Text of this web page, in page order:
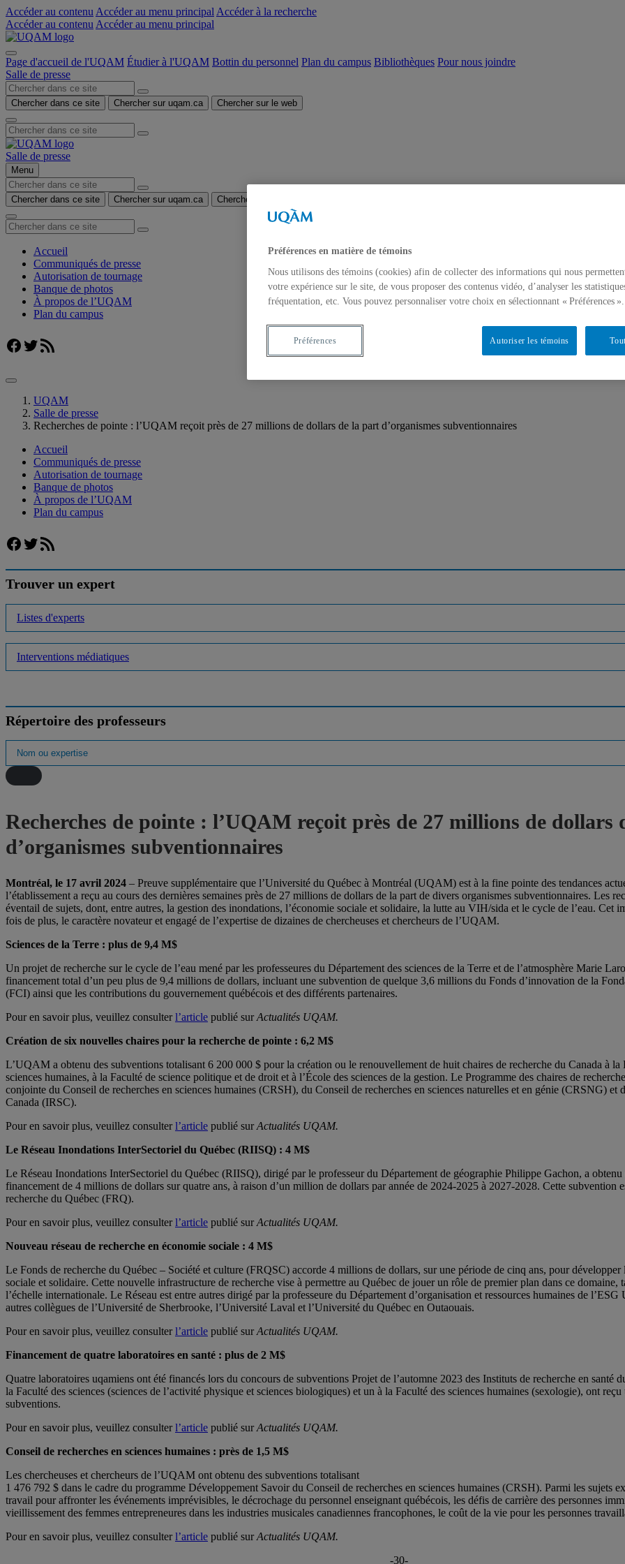
Accéder au contenu Accéder au menu principal Accéder à la recherche
Accéder au contenu Accéder au menu principal
Page d'accueil de l'UQAM Étudier à l'UQAM Bottin du personnel Plan du campus Bibliothèques Pour nous joindre
Salle de presse
Chercher dans ce site Chercher sur uqam.ca Chercher sur le web
Salle de presse
Menu
Chercher dans ce site Chercher sur uqam.ca Chercher sur le web
Accueil
Communiqués de presse
Autorisation de tournage
Banque de photos
À propos de l’UQAM
Plan du campus
Facebook
Twitter
Flux RSS
UQAM
Salle de presse
Recherches de pointe : l’UQAM reçoit près de 27 millions de dollars de la part d’organismes subventionnaires
Accueil
Communiqués de presse
Autorisation de tournage
Banque de photos
À propos de l’UQAM
Plan du campus
Facebook
Twitter
Flux RSS
Trouver un expert
Listes d'experts
Interventions médiatiques
Répertoire des professeurs
Recherches de pointe : l’UQAM reçoit près de 27 millions de dollars
d’organismes subventionnaires
Montréal, le 17 avril 2024 – Preuve supplémentaire que l’Université du Québec à Montréal (UQAM) est à la fine pointe des tendances
l’établissement a reçu au cours des dernières semaines près de 27 millions de dollars de la part de divers organismes subventionnaires. Les
éventail de sujets, dont, entre autres, la gestion des inondations, l’économie sociale et solidaire, la lutte au VIH/sida et le cycle de l’eau. Cet
fois de plus, le caractère novateur et engagé de l’expertise de dizaines de chercheuses et chercheurs de l’UQAM.
Sciences de la Terre : plus de 9,4 M$
Un projet de recherche sur le cycle de l’eau mené par les professeures du Département des sciences de la Terre et de l’atmosphère Marie
financement total d’un peu plus de 9,4 millions de dollars, incluant une subvention de quelque 3,6 millions du Fonds d’innovation de la
(FCI) ainsi que les contributions du gouvernement québécois et des différents partenaires.
Pour en savoir plus, veuillez consulterl’article publié surActualités UQAM.
Création de six nouvelles chaires pour la recherche de pointe : 6,2 M$
L’UQAM a obtenu des subventions totalisant 6 200 000 $ pour la création ou le renouvellement de huit chaires de recherche du Canada à la
sciences humaines, à la Faculté de science politique et de droit et à l’École des sciences de la gestion. Le Programme des chaires de
conjointe du Conseil de recherches en sciences humaines (CRSH), du Conseil de recherches en sciences naturelles et en génie (CRSNG) et
Canada (IRSC).
Pour en savoir plus, veuillez consulterl’article publié surActualités UQAM.
Le Réseau Inondations InterSectoriel du Québec (RIISQ) : 4 M$
Le Réseau Inondations InterSectoriel du Québec (RIISQ), dirigé par le professeur du Département de géographie Philippe Gachon, a
financement de 4 millions de dollars sur quatre ans, à raison d’un million de dollars par année de 2024-2025 à 2027-2028. Cette subvention
recherche du Québec (FRQ).
Pour en savoir plus, veuillez consulterl’article publié surActualités UQAM.
Nouveau réseau de recherche en économie sociale : 4 M$
Le Fonds de recherche du Québec – Société et culture (FRQSC) accorde 4 millions de dollars, sur une période de cinq ans, pour développer
sociale et solidaire. Cette nouvelle infrastructure de recherche vise à permettre au Québec de jouer un rôle de premier plan dans ce domaine,
l’échelle internationale. Le Réseau est entre autres dirigé par la professeure du Département d’organisation et ressources humaines de
autres collègues de l’Université de Sherbrooke, l’Université Laval et l’Université du Québec en Outaouais.
Pour en savoir plus, veuillez consulterl’article publié surActualités UQAM.
Financement de quatre laboratoires en santé : plus de 2 M$
Quatre laboratoires uqamiens ont été financés lors du concours de subventions Projet de l’automne 2023 des Instituts de recherche en santé
la Faculté des sciences (sciences de l’activité physique et sciences biologiques) et un à la Faculté des sciences humaines (sexologie), ont
subventions.
Pour en savoir plus, veuillez consulterl’article publié surActualités UQAM.
Conseil de recherches en sciences humaines : près de 1,5 M$
Les chercheuses et chercheurs de l’UQAM ont obtenu des subventions totalisant
1 476 792 $ dans le cadre du programme Développement Savoir du Conseil de recherches en sciences humaines (CRSH). Parmi les sujets
travail pour affronter les événements imprévisibles, le décrochage du personnel enseignant québécois, les défis de carrière des personnes
vieillissement des femmes entrepreneures dans les industries musicales canadiennes francophones, le coût de la vie pour les personnes
Pour en savoir plus, veuillez consulterl’article publié surActualités UQAM.
-30-
Préférences en matière de témoins
Nous utilisons des témoins (cookies) afin de collecter des informations qui nous
votre expérience sur le site, de vous proposer des contenus vidéo, d’analyser les
fréquentation, etc. Vous pouvez personnaliser votre choix en sélectionnant « Préférences ».
Autoriser les témoins
Préférences